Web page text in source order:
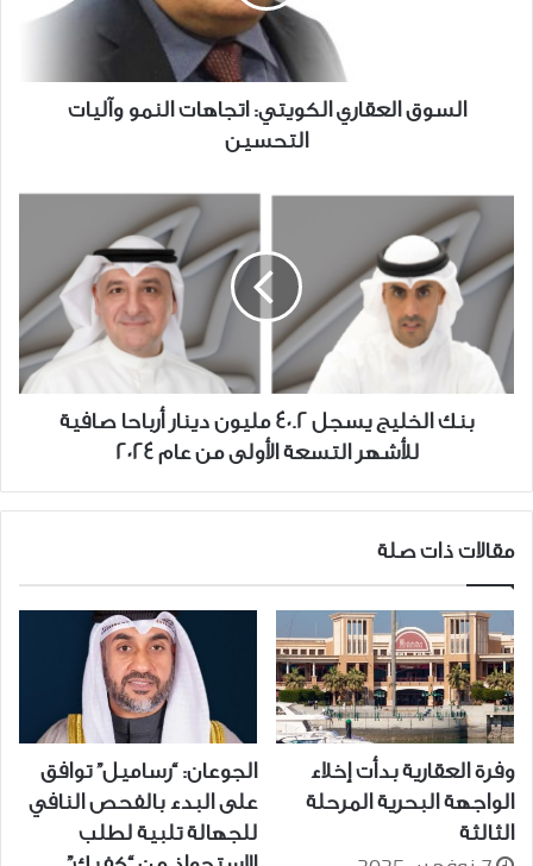
السوق العقاري الكويتي: اتجاهات النمو وآليات
التحسين
بنك
الخليج
يسجل
40.2
مليون
دينار
أرباحا
صافية
للأشهر
التسعة
من
عام
2024
بنك الخليج يسجل 40.2 مليون دينار أرباحا صافية
للأشهر التسعة الأولى من عام 2024
مقالات ذات صلة
وفرة العقارية بدأت إخلاء
الواجهة البحرية المرحلة
الثالثة
الجوعان: “رساميل” توافق
على البدء بالفحص النافي
للجهالة تلبية لطلب